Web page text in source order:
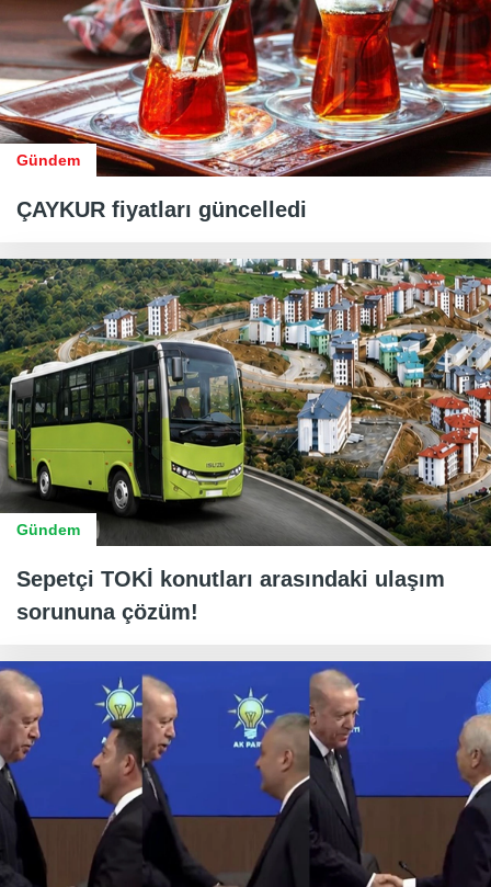
Gündem
ÇAYKUR fiyatları güncelledi
Gündem
Sepetçi TOKİ konutları arasındaki ulaşım
sorununa çözüm!